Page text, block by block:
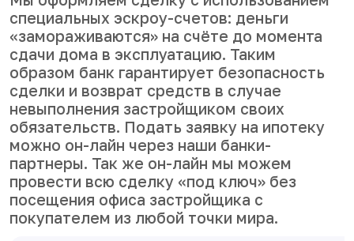
специальных эскроу-счетов: деньги
«замораживаются» на счёте до момента
сдачи дома в эксплуатацию. Таким
образом банк гарантирует безопасность
сделки и возврат средств в случае
невыполнения застройщиком своих
обязательств. Подать заявку на ипотеку
можно он-лайн через наши банки-
партнеры. Так же он-лайн мы можем
провести всю сделку «под ключ» без
посещения офиса застройщика с
покупателем из любой точки мира.